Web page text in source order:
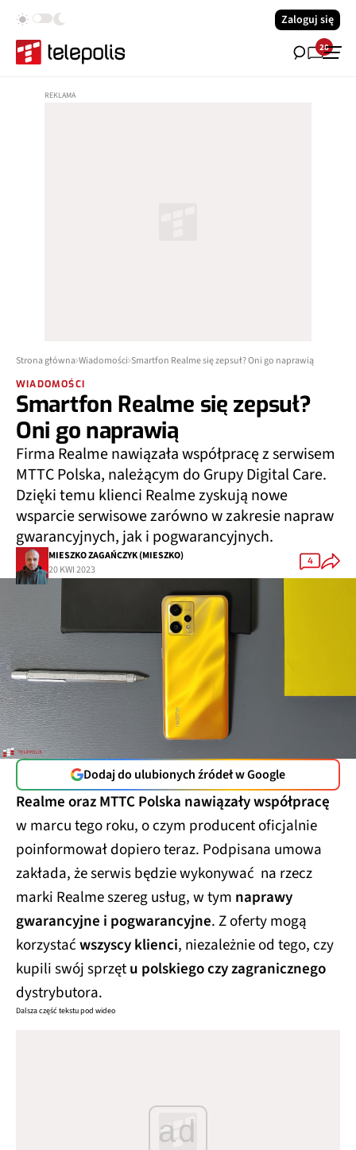
Zaloguj się
28
Strona główna Wiadomości Smartfon Realme się zepsuł? Oni go naprawią
WIADOMOŚCI
Smartfon Realme się zepsuł?
Oni go naprawią
Firma Realme nawiązała współpracę z serwisem
MTTC Polska, należącym do Grupy Digital Care.
Dzięki temu klienci Realme zyskują nowe
wsparcie serwisowe zarówno w zakresie napraw
gwarancyjnych, jak i pogwarancyjnych.
MIESZKO ZAGAŃCZYK (MIESZKO)
20 KWI 2023
4
Dodaj do ulubionych źródeł w Google
Realme oraz MTTC Polska nawiązały współpracę
w marcu tego roku, o czym producent oficjalnie
poinformował dopiero teraz. Podpisana umowa
zakłada, że serwis będzie wykonywać na rzecz
marki Realme szereg usług, w tym naprawy
gwarancyjne i pogwarancyjne. Z oferty mogą
korzystaćwszyscy klienci, niezależnie od tego, czy
kupili swój sprzętu polskiego czy zagranicznego
dystrybutora.
Dalsza część tekstu pod wideo
ad